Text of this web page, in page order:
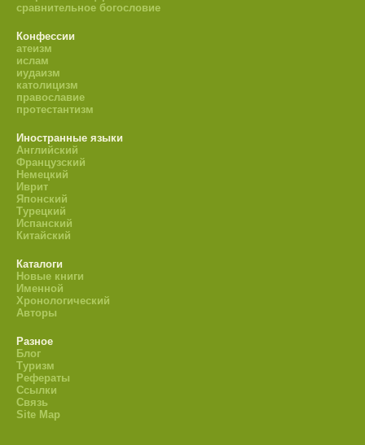
сравнительное богословие
Конфессии
атеизм
ислам
иудаизм
католицизм
православие
протестантизм
Иностранные языки
Английский
Французский
Немецкий
Иврит
Японский
Турецкий
Испанский
Китайский
Каталоги
Новые книги
Именной
Хронологический
Авторы
Разное
Блог
Туризм
Рефераты
Ссылки
Связь
Site Map